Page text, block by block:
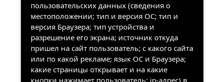
пользовательских данных (сведения о
местоположении; тип и версия ОС; тип и
версия Браузера; тип устройства и
разрешение его экрана; источник откуда
пришел на сайт пользователь; с какого сайта
или по какой рекламе; язык ОС и Браузера;
какие страницы открывает и на какие
кнопки нажимает пользователь; ip-адрес) в